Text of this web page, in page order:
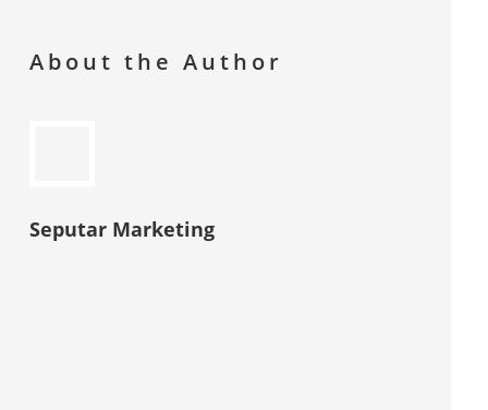
About the Author
Seputar Marketing